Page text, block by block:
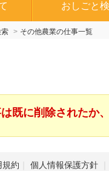
おしごと
その他農業の仕事一覧
既に削除されたか
規約 個人情報保護方針